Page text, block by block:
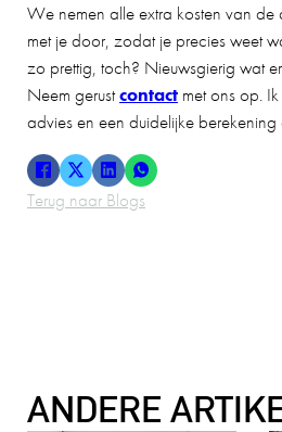
We nemen alle extra kosten van
met je door, zodat je precies weet
zo prettig, toch? Nieuwsgierig wat
Neem gerustcontact met ons op.
advies en een duidelijke
Terug naar Blogs
ANDERE